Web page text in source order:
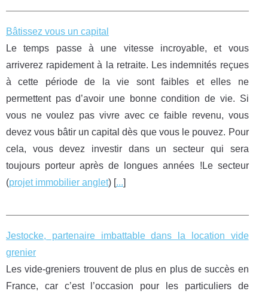
Bâtissez vous un capital
Le temps passe à une vitesse incroyable, et vous
arriverez rapidement à la retraite. Les indemnités reçues
à cette période de la vie sont faibles et elles ne
permettent pas d’avoir une bonne condition de vie. Si
vous ne voulez pas vivre avec ce faible revenu, vous
devez vous bâtir un capital dès que vous le pouvez. Pour
cela, vous devez investir dans un secteur qui sera
toujours porteur après de longues années !Le secteur
(projet immobilier anglet) [...]
Jestocke, partenaire imbattable dans la location vide
grenier
Les vide-greniers trouvent de plus en plus de succès en
France, car c’est l’occasion pour les particuliers de